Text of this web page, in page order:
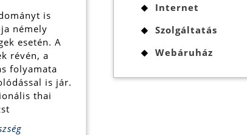
is
némely
esetén. A
révén, a
folyamata
is jár.
thai
Internet
Szolgáltatás
Webáruház